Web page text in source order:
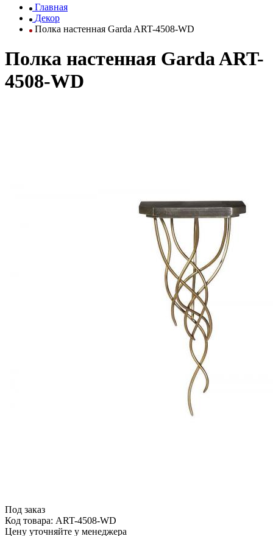
Главная
Декор
Полка настенная Garda ART-4508-WD
Полка настенная Garda ART-
4508-WD
Под заказ
Код товара: ART-4508-WD
Цену уточняйте у менеджера